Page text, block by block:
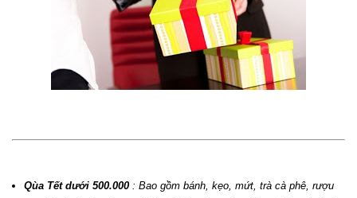
Qùa Tết dưới 500.000 : Bao gồm bánh, kẹo, mứt, trà cà phê, rượu